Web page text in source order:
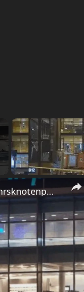
Der Frankfurter Flughafen: Deutschlands größter Luftverkehrsknotenpunkt